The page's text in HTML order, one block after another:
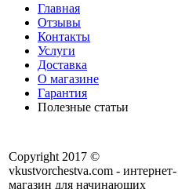
Главная
Отзывы
Контакты
Услуги
Доставка
О магазине
Гарантия
Полезные статьи
Copyright 2017 ©
vkustvorchestva.com - интернет-
магазин для начинающих